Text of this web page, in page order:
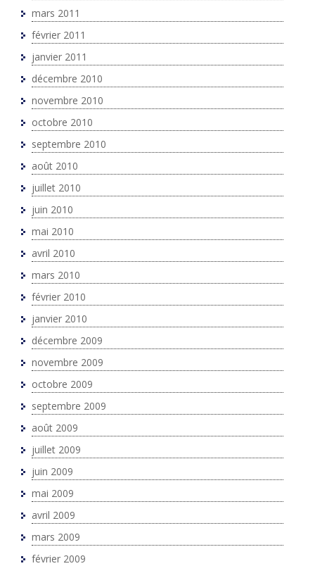
mars 2011
février 2011
janvier 2011
décembre 2010
novembre 2010
octobre 2010
septembre 2010
août 2010
juillet 2010
juin 2010
mai 2010
avril 2010
mars 2010
février 2010
janvier 2010
décembre 2009
novembre 2009
octobre 2009
septembre 2009
août 2009
juillet 2009
juin 2009
mai 2009
avril 2009
mars 2009
février 2009